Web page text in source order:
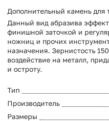
Дополнительный камень для
Данный вид абразива
финишной заточкой и
ножниц и прочих
назначения. Зернистость
воздействие на металл,
и остроту.
Тип
Производитель
Размеры